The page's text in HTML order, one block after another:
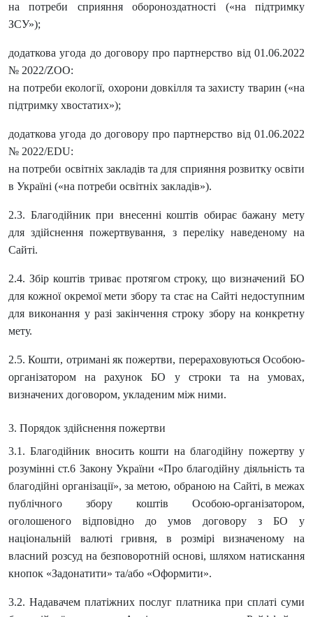
на потреби сприяння обороноздатності («на підтримку
ЗСУ»);
додаткова угода до договору про партнерство від 01.06.2022
№ 2022/ZOO:
на потреби екології, охорони довкілля та захисту тварин («на
підтримку хвостатих»);
додаткова угода до договору про партнерство від 01.06.2022
№ 2022/EDU:
на потреби освітніх закладів та для сприяння розвитку освіти
в Україні («на потреби освітніх закладів»).
2.3. Благодійник при внесенні коштів обирає бажану мету
для здійснення пожертвування, з переліку наведеному на
Сайті.
2.4. Збір коштів триває протягом строку, що визначений БО
для кожної окремої мети збору та стає на Сайті недоступним
для виконання у разі закінчення строку збору на конкретну
мету.
2.5. Кошти, отримані як пожертви, перераховуються Особою-
організатором на рахунок БО у строки та на умовах,
визначених договором, укладеним між ними.
3. Порядок здійснення пожертви
3.1. Благодійник вносить кошти на благодійну пожертву у
розумінні ст.6 Закону України «Про благодійну діяльність та
благодійні організації», за метою, обраною на Сайті, в межах
публічного збору коштів Особою-організатором,
оголошеного відповідно до умов договору з БО у
національній валюті гривня, в розмірі визначеному на
власний розсуд на безповоротній основі,шляхом натискання
кнопок «Задонатити» та/або «Оформити».
3.2. Надавачем платіжних послуг платника при сплаті суми